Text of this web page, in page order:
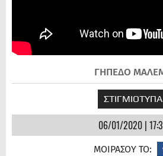
ΓΗΠΕΔΟ
ΣΤΙΓΜΙΟΤΥΠΑ
06/01/2020 |
ΜΟΙΡΑΣΟΥ ΤΟ: